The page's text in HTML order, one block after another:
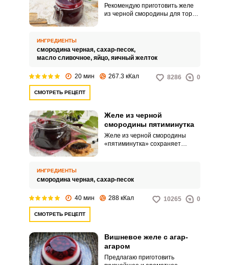
Рекомендую приготовить желе
из черной смородины для торта.
ИНГРЕДИЕНТЫ
смородина черная, сахар-песок,
масло сливочное, яйцо, яичный желток
20 мин 267.3 кКал 8286 0
СМОТРЕТЬ РЕЦЕПТ
Желе из черной
смородины пятиминутка
Желе из черной смородины
«пятиминутка» сохраняет
ИНГРЕДИЕНТЫ
смородина черная, сахар-песок
40 мин 288 кКал 10265 0
СМОТРЕТЬ РЕЦЕПТ
Вишневое желе с агар-
агаром
Предлагаю приготовить